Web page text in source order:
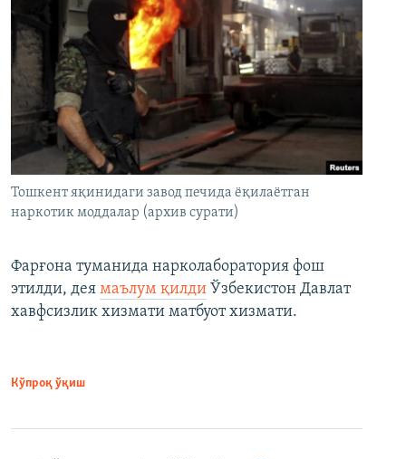
Тошкент яқинидаги завод печида ёқилаётган
наркотик моддалар (архив сурати)
Фарғона туманида нарколаборатория фош
этилди, дея маълум қилди Ўзбекистон Давлат
хавфсизлик хизмати матбуот хизмати.
Кўпроқ ўқиш